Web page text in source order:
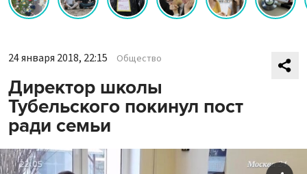
24 января 2018, 22:15 Общество
Директор школы
Тубельского покинул пост
ради семьи